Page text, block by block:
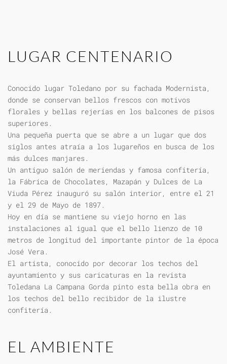
LUGAR CENTENARIO
Conocido lugar Toledano por su fachada Modernista,
donde se conservan bellos frescos con motivos
florales y bellas rejerías en los balcones de pisos
superiores.
Una pequeña puerta que se abre a un lugar que dos
siglos antes atraía a los lugareños en busca de los
más dulces manjares.
Un antiguo salón de meriendas y famosa confitería,
la Fábrica de Chocolates, Mazapán y Dulces de La
Viuda Pérez inauguró su salón interior, entre el 21
y el 29 de Mayo de 1897.
Hoy en día se mantiene su viejo horno en las
instalaciones al igual que el bello lienzo de 10
metros de longitud del importante pintor de la época
José Vera.
El artista, conocido por decorar los techos del
ayuntamiento y sus caricaturas en la revista
Toledana La Campana Gorda pinto esta bella obra en
los techos del bello recibidor de la ilustre
confitería.
EL AMBIENTE